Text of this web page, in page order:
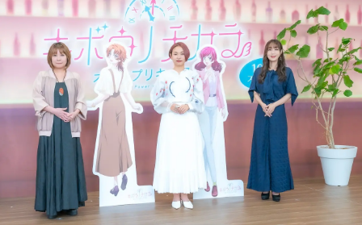
配信・Vtuber トレンド 無料マンガ
最新記事一覧
アニメ記事一覧 声優記事一覧
アニメ映画一覧 実写化映画一覧
今期アニメ曜日別一覧
春アニメ 夏アニメ